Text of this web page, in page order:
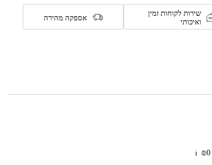
ציפורים
שקוף
הנצמד
לחלון
שירות לקוחות זמין
ואיכותי
אספקה מהירה
ℹ️